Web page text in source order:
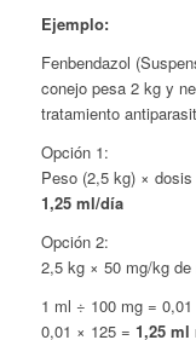
Ejemplo:
Fenbendazol
conejo pesa 2 kg y
tratamiento
Opción 1:
Peso (2,5 kg) ×
1,25 ml/día
Opción 2:
2,5 kg × 50 mg/kg de
1 ml ÷ 100 mg = 0,01
0,01 × 125 = 1,25